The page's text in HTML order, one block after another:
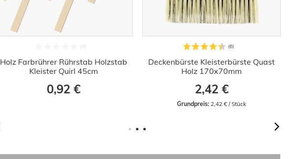
Holz Farbrührer Rührstab Holzstab
Kleister Quirl 45cm
0,92 €
Deckenbürste Kleisterbürste Quast
Holz 170x70mm
2,42 €
Grundpreis: 2,42 € / Stück